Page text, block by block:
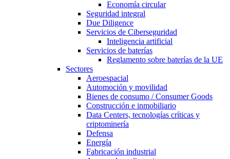
Economía circular
Seguridad integral
Due Diligence
Servicios de Ciberseguridad
Inteligencia artificial
Servicios de baterías
Reglamento sobre baterías de la UE
Sectores
Aeroespacial
Automoción y movilidad
Bienes de consumo / Consumer Goods
Construcción e inmobiliario
Data Centers, tecnologías críticas y
criptominería
Defensa
Energía
Fabricación industrial